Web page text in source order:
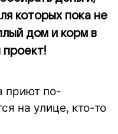
которых пока не
дом и корм в
приют по-
на улице, кто-то